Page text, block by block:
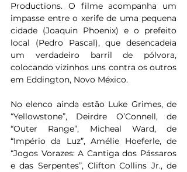
Productions. O filme acompanha um
impasse entre o xerife de uma pequena
cidade (Joaquin Phoenix) e o prefeito
local (Pedro Pascal), que desencadeia
um verdadeiro barril de pólvora,
colocando vizinhos uns contra os outros
em Eddington, Novo México.
No elenco ainda estão Luke Grimes, de
“Yellowstone”, Deirdre O’Connell, de
“Outer Range”, Micheal Ward, de
“Império da Luz”, Amélie Hoeferle, de
“Jogos Vorazes: A Cantiga dos Pássaros
e das Serpentes”, Clifton Collins Jr., de